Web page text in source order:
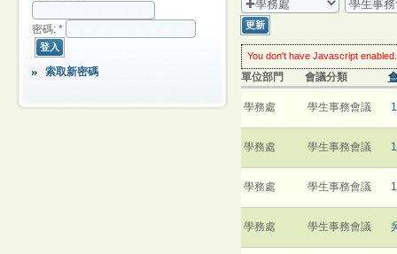
密碼: *
索取新密碼
You don't have Javascript enabled.
worry: you can still use this web
enable Javascriptin your
much enhanced experience.
click the
Updatebuttonevery
單位部門 會議分類
學務處 學生事務會議
學務處 學生事務會議
學務處 學生事務會議
學務處 學生事務會議